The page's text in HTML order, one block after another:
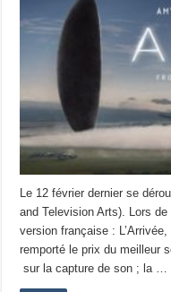
Le 12 février dernier se
and Television Arts). Lors
version française :
remporté le prix du meilleur
sur la capture de son ; la …